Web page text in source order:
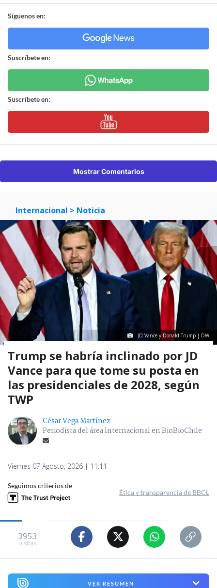
Síguenos en:
Suscríbete en:
Suscríbete en:
Mostrar Comentarios
Internacional > Noticia
JD Vance y Donald Trump | DW
Trump se habría inclinado por JD
Vance para que tome su posta en
las presidenciales de 2028, según
TWP
César Vega Martínez
Periodista del área Internacional en BioBioChile
Viernes 07 Agosto, 2026 | 11:11
Seguimos criterios de
Ética y transparencia de BBCL
3953
visitas
VER RESUMEN